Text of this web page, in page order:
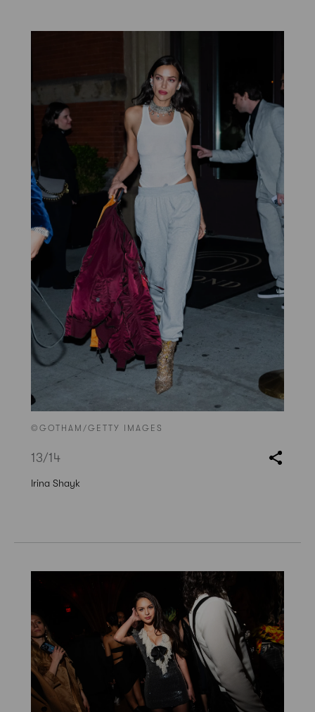
©GOTHAM/GETTY IMAGES
13/14
Irina Shayk